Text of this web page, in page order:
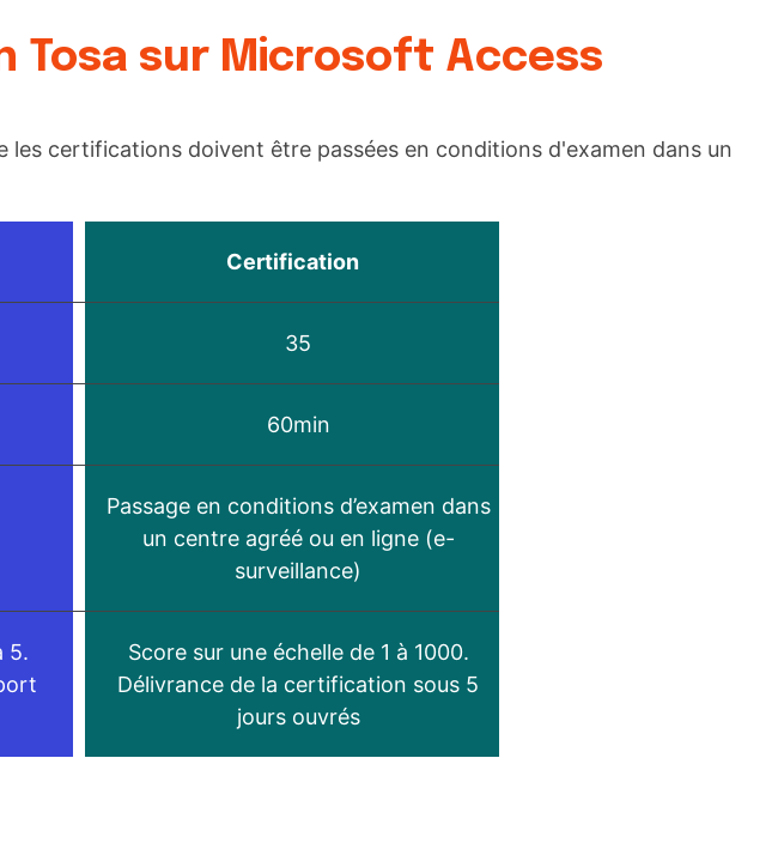
sur Microsoft Access
certifications doivent être passées en conditions d'examen dans un
Certification
35
60min
Passage en conditions d’examen dans
un centre agréé ou en ligne (e-
surveillance)
5.
Score sur une échelle de 1 à 1000.
Délivrance de la certification sous 5
jours ouvrés